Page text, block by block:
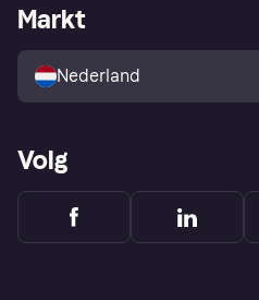
Winkeloverzicht
Kopersbescherming voor
consumenten
Zakelijke login
Markt
Nederland
Volg